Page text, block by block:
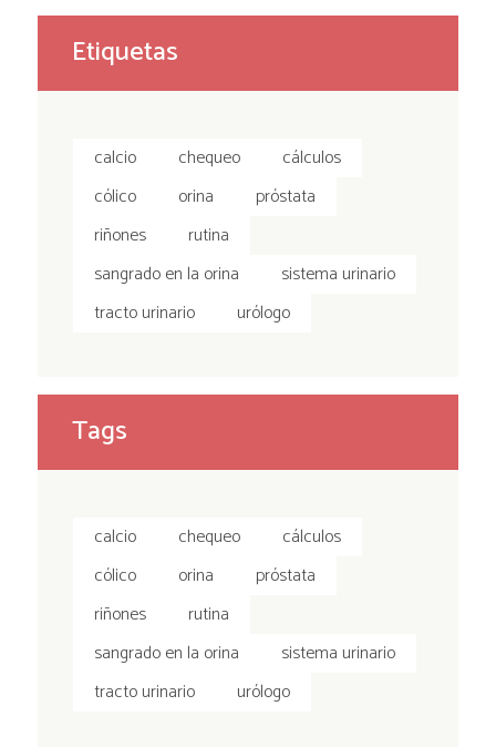
Etiquetas
calcio chequeo
cálculos
cólico
orina
próstata
riñones
rutina
sangrado en la orina
sistema urinario
tracto urinario
urólogo
Tags
calcio chequeo
cálculos
cólico
orina
próstata
riñones
rutina
sangrado en la orina
sistema urinario
tracto urinario
urólogo